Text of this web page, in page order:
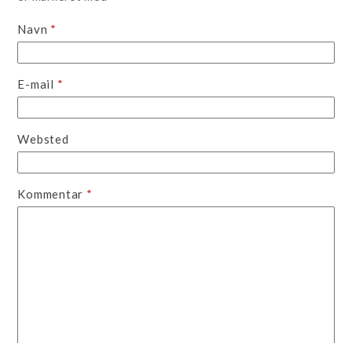
Navn *
E-mail *
Websted
Kommentar *